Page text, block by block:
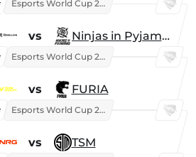
Esports World Cup 2026
vs Ninjas in Pyjamas
Esports World Cup 2026
vs FURIA
Esports World Cup 2026
vs TSM